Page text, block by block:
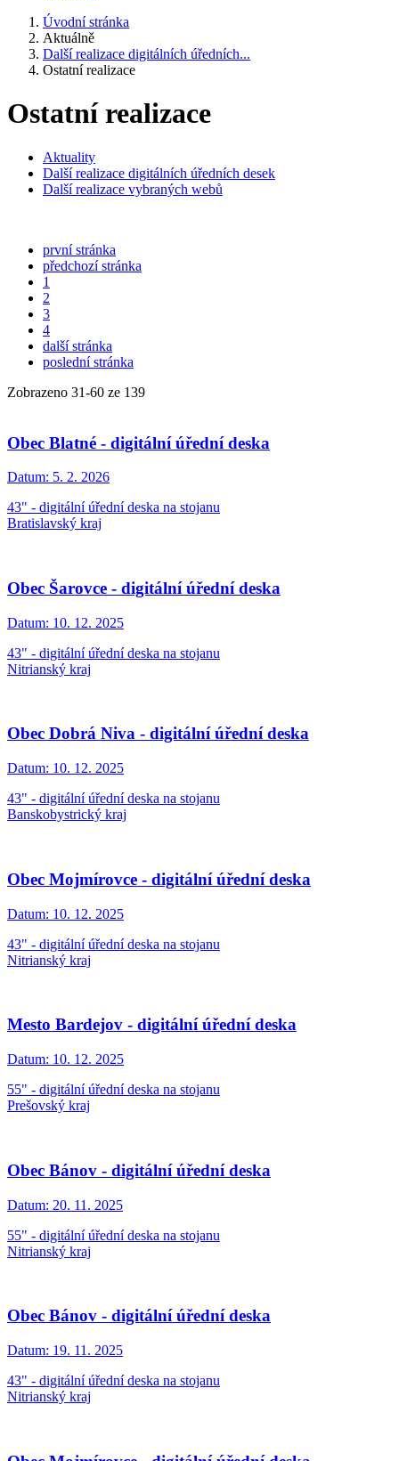
Úvodní stránka
Aktuálně
Další realizace digitálních úředních...
Ostatní realizace
Ostatní realizace
Aktuality
Další realizace digitálních úředních desek
Další realizace vybraných webů
první stránka
předchozí stránka
1
2
3
4
další stránka
poslední stránka
Zobrazeno 31-60 ze 139
Obec Blatné - digitální úřední deska
Datum: 5. 2. 2026
43" - digitální úřední deska na stojanu
Bratislavský kraj
Obec Šarovce - digitální úřední deska
Datum: 10. 12. 2025
43" - digitální úřední deska na stojanu
Nitrianský kraj
Obec Dobrá Niva - digitální úřední deska
Datum: 10. 12. 2025
43" - digitální úřední deska na stojanu
Banskobystrický kraj
Obec Mojmírovce - digitální úřední deska
Datum: 10. 12. 2025
43" - digitální úřední deska na stojanu
Nitrianský kraj
Mesto Bardejov - digitální úřední deska
Datum: 10. 12. 2025
55" - digitální úřední deska na stojanu
Prešovský kraj
Obec Bánov - digitální úřední deska
Datum: 20. 11. 2025
55" - digitální úřední deska na stojanu
Nitrianský kraj
Obec Bánov - digitální úřední deska
Datum: 19. 11. 2025
43" - digitální úřední deska na stojanu
Nitrianský kraj